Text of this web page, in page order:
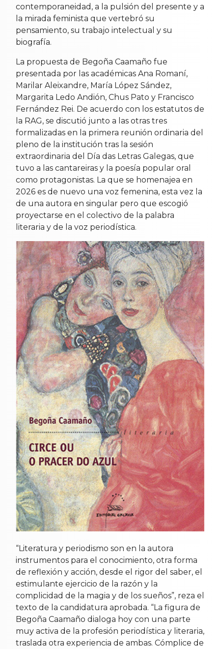
contemporaneidad, a la pulsión del presente y a
la mirada feminista que vertebró su
pensamiento, su trabajo intelectual y su
biografía.
La propuesta de Begoña Caamaño fue
presentada por las académicas Ana Romaní,
Marilar Aleixandre, María López Sández,
Margarita Ledo Andión, Chus Pato y Francisco
Fernández Rei. De acuerdo con los estatutos de
la RAG, se discutió junto a las otras tres
formalizadas en la primera reunión ordinaria del
pleno de la institución tras la sesión
extraordinaria del Día das Letras Galegas, que
tuvo a las cantareiras y la poesía popular oral
como protagonistas. La que se homenajea en
2026 es de nuevo una voz femenina, esta vez la
de una autora en singular pero que escogió
proyectarse en el colectivo de la palabra
literaria y de la voz periodística.
“Literatura y periodismo son en la autora
instrumentos para el conocimiento, otra forma
de reflexión y acción, desde el rigor del saber, el
estimulante ejercicio de la razón y la
complicidad de la magia y de los sueños”, reza el
texto de la candidatura aprobada. “La figura de
Begoña Caamaño dialoga hoy con una parte
muy activa de la profesión periodística y literaria,
traslada otra experiencia de ambas. Cómplice de